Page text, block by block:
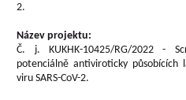
2.
Název projektu:
Č. j. KUKHK-10425/RG/2022 -
potenciálně antiviroticky
viru SARS-CoV-2.